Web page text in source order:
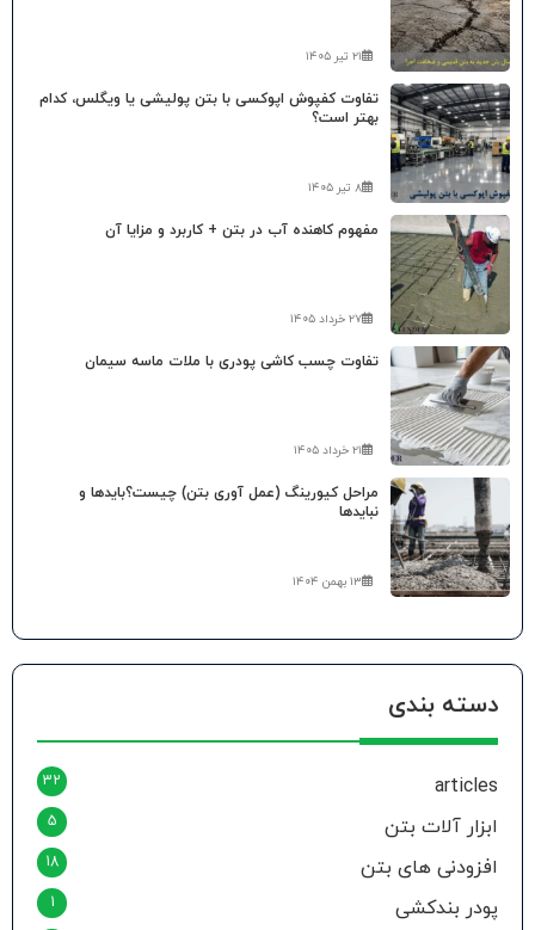
۲۱ تیر ۱۴۰۵
تفاوت کفپوش اپوکسی با بتن پولیشی یا ویگلس، کدام
بهتر است؟
۸ تیر ۱۴۰۵
مفهوم کاهنده آب در بتن + کاربرد و مزایا آن
۲۷ خرداد ۱۴۰۵
تفاوت چسب کاشی پودری با ملات ماسه سیمان
۲۱ خرداد ۱۴۰۵
مراحل کیورینگ (عمل آوری بتن) چیست؟بایدها و
نبایدها
۱۳ بهمن ۱۴۰۴
دسته بندی
articles
32
ابزار آلات بتن 5
افزودنی های بتن 18
پودر بندکشی 1